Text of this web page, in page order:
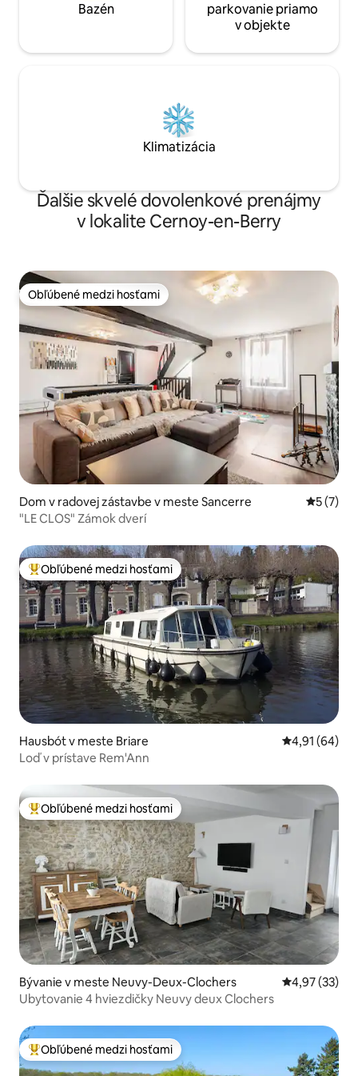
Bazén
parkovanie priamo
v objekte
Klimatizácia
Ďalšie skvelé dovolenkové prenájmy
v lokalite Cernoy-en-Berry
Obľúbené medzi hosťami
Obľúbené medzi hosťami
Dom v radovej zástavbe v meste Sancerre
5 (7)
"LE CLOS" Zámok dverí
Najobľúbenejšie medzi hosťami
Obľúbené medzi hosťami
Hausbót v meste Briare Priemerné
4,91 (64)
Loď v prístave Rem'Ann
Najobľúbenejšie medzi hosťami
Obľúbené medzi hosťami
Bývanie v meste Neuvy-Deux-Clochers Priemerné
4,97 (33)
Ubytovanie 4 hviezdičky Neuvy deux Clochers
Najobľúbenejšie medzi hosťami
Obľúbené medzi hosťami